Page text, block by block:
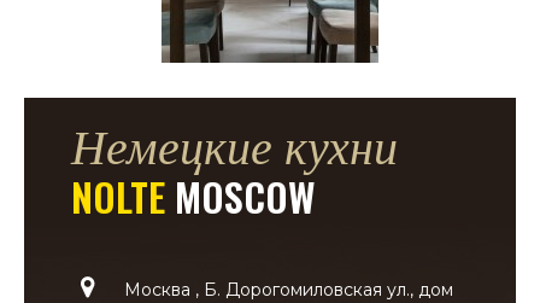
Немецкие кухни
NOLTEMOSCOW
Москва , Б. Дорогомиловская ул., дом